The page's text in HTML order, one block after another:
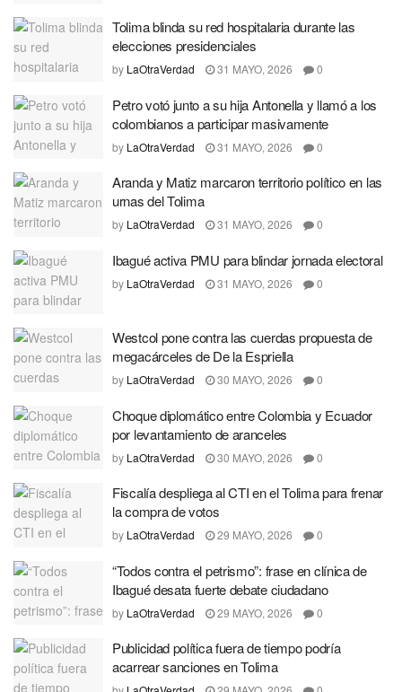
Tolima blinda su red hospitalaria durante las
elecciones presidenciales
by LaOtraVerdad 31 MAYO, 2026 0
Petro votó junto a su hija Antonella y llamó a los
colombianos a participar masivamente
by LaOtraVerdad 31 MAYO, 2026 0
Aranda y Matiz marcaron territorio político en las
urnas del Tolima
by LaOtraVerdad 31 MAYO, 2026 0
Ibagué activa PMU para blindar jornada electoral
by LaOtraVerdad 31 MAYO, 2026 0
Westcol pone contra las cuerdas propuesta de
megacárceles de De la Espriella
by LaOtraVerdad 30 MAYO, 2026 0
Choque diplomático entre Colombia y Ecuador
por levantamiento de aranceles
by LaOtraVerdad 30 MAYO, 2026 0
Fiscalía despliega al CTI en el Tolima para frenar
la compra de votos
by LaOtraVerdad 29 MAYO, 2026 0
“Todos contra el petrismo”: frase en clínica de
Ibagué desata fuerte debate ciudadano
by LaOtraVerdad 29 MAYO, 2026 0
Publicidad política fuera de tiempo podría
acarrear sanciones en Tolima